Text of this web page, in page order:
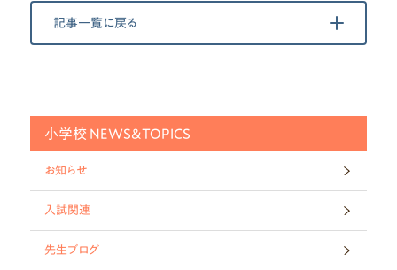
記事一覧に戻る
小学校 NEWS&TOPICS
お知らせ
入試関連
先生ブログ